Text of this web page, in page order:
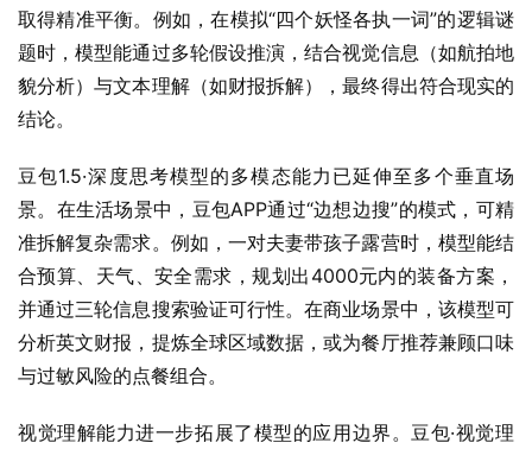
取得精准平衡。例如，在模拟“四个妖怪各执一词”的逻辑谜
题时，模型能通过多轮假设推演，结合视觉信息（如航拍地
貌分析）与文本理解（如财报拆解），最终得出符合现实的
结论。
豆包1.5·深度思考模型的多模态能力已延伸至多个垂直场
景。在生活场景中，豆包APP通过“边想边搜”的模式，可精
准拆解复杂需求。例如，一对夫妻带孩子露营时，模型能结
合预算、天气、安全需求，规划出4000元内的装备方案，
并通过三轮信息搜索验证可行性。在商业场景中，该模型可
分析英文财报，提炼全球区域数据，或为餐厅推荐兼顾口味
与过敏风险的点餐组合。
视觉理解能力进一步拓展了模型的应用边界。豆包·视觉理